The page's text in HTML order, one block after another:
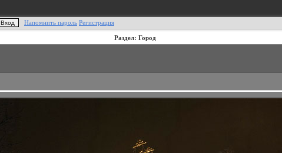
Напомнить пароль Регистрация
Раздел: Город